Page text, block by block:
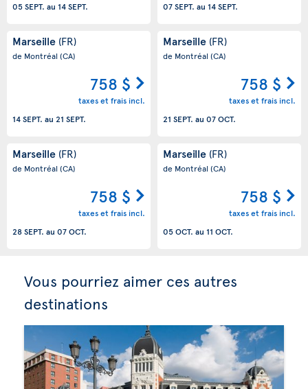
05 SEPT. au 14 SEPT.
07 SEPT. au 14 SEPT.
Marseille (FR)
de Montréal(CA)
758 $
taxes et frais incl.
14 SEPT. au 21 SEPT.
Marseille (FR)
de Montréal(CA)
758 $
taxes et frais incl.
21 SEPT. au 07 OCT.
Marseille (FR)
de Montréal(CA)
758 $
taxes et frais incl.
28 SEPT. au 07 OCT.
Marseille (FR)
de Montréal(CA)
758 $
taxes et frais incl.
05 OCT. au 11 OCT.
Vous pourriez aimer ces autres
destinations